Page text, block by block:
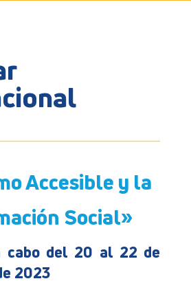
Accesible y la
Social»
cabo del 20 al 22 de
2023